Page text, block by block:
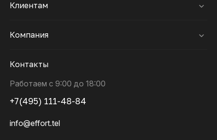
Клиентам
Компания
Контакты
Работаем с 9:00 до 18:00
+7(495) 111-48-84
info@effort.tel